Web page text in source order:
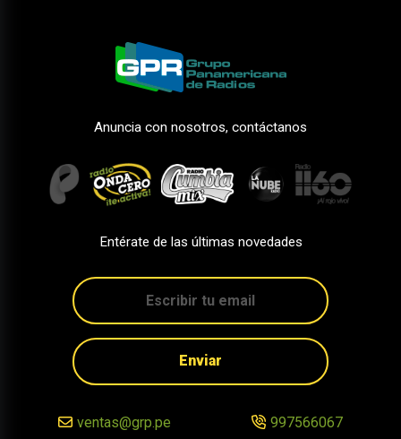
Anuncia con nosotros, contáctanos
Entérate de las últimas novedades
Enviar
ventas@grp.pe 997566067